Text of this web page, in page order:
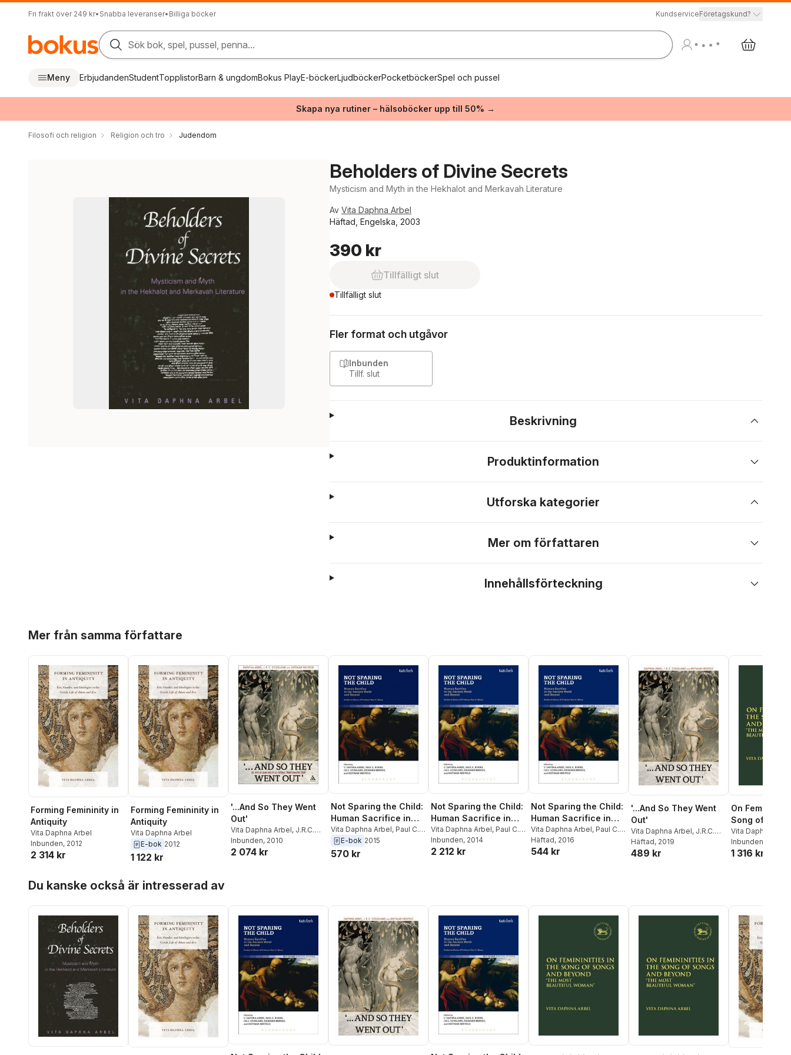
Fri frakt över 249 kr• Snabba leveranser• Billiga böcker KundserviceFöretagskund?
Sök bok, spel, pussel, penna...
Meny ErbjudandenStudentTopplistorBarn & ungdomBokus PlayE-böckerLjudböckerPocketböckerSpel och pussel
Skapa nya rutiner – hälsoböcker upp till 50% →
Filosofi och religion Religion och tro Judendom
Beholders of Divine Secrets
Mysticism and Myth in the Hekhalot and Merkavah Literature
Av Vita Daphna Arbel
Häftad, Engelska, 2003
390 kr
Tillfälligt slut
Tillfälligt slut
Fler format och utgåvor
Inbunden
Tillf. slut
Beskrivning
Produktinformation
Utforska kategorier
Mer om författaren
Innehållsförteckning
Mer från samma författare
Forming Femininity in
Antiquity
Vita Daphna Arbel
Inbunden, 2012
2 314 kr
Forming Femininity in
Antiquity
Vita Daphna Arbel
E-bok 2012
1 122 kr
'...And So They Went
Out'
Vita Daphna Arbel, J.R.C.
Cousland, Dietmar Neufeld
Inbunden, 2010
2 074 kr
Not Sparing the Child:
Human Sacrifice in
the Ancient World and
Beyond
Vita Daphna Arbel, Paul C.
Burns,J.R.C. Cousland
Richard Menkis
E-bok 2015
570 kr
Not Sparing the Child:
Human Sacrifice in
the Ancient World and
Beyond
Vita Daphna Arbel, Paul C.
Burns,J.R.C. Cousland
Richard Menkis
Inbunden, 2014
2 212 kr
Not Sparing the Child:
Human Sacrifice in
the Ancient World and
Beyond
Vita Daphna Arbel, Paul C.
Burns,J.R.C. Cousland
Richard Menkis
Häftad, 2016
544 kr
'...And So They Went
Out'
Vita Daphna Arbel, J.R.C.
Cousland,Dietmar Neufeld
Häftad, 2019
489 kr
On
Song of
Beyond
Vita Daphna
Quick
Inbunden
1 316 kr
Du kanske också är intresserad av